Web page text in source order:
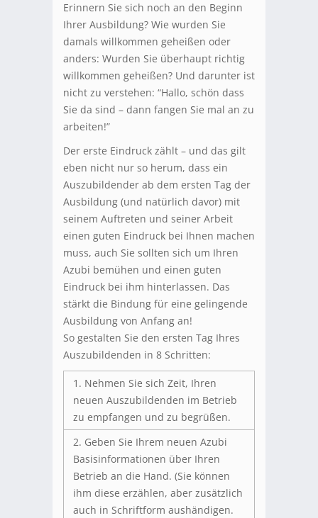
Erinnern Sie sich noch an den Beginn
Ihrer Ausbildung? Wie wurden Sie
damals willkommen geheißen oder
anders: Wurden Sie überhaupt richtig
willkommen geheißen? Und darunter ist
nicht zu verstehen: “Hallo, schön dass
Sie da sind – dann fangen Sie mal an zu
arbeiten!”
Der erste Eindruck zählt – und das gilt
eben nicht nur so herum, dass ein
Auszubildender ab dem ersten Tag der
Ausbildung (und natürlich davor) mit
seinem Auftreten und seiner Arbeit
einen guten Eindruck bei Ihnen machen
muss, auch Sie sollten sich um Ihren
Azubi bemühen und einen guten
Eindruck bei ihm hinterlassen. Das
stärkt die Bindung für eine gelingende
Ausbildung von Anfang an!
So gestalten Sie den ersten Tag Ihres
Auszubildenden in 8 Schritten:
1. Nehmen Sie sich Zeit, Ihren
neuen Auszubildenden im Betrieb
zu empfangen und zu begrüßen.
2. Geben Sie Ihrem neuen Azubi
Basisinformationen über Ihren
Betrieb an die Hand. (Sie können
ihm diese erzählen, aber zusätzlich
auch in Schriftform aushändigen.